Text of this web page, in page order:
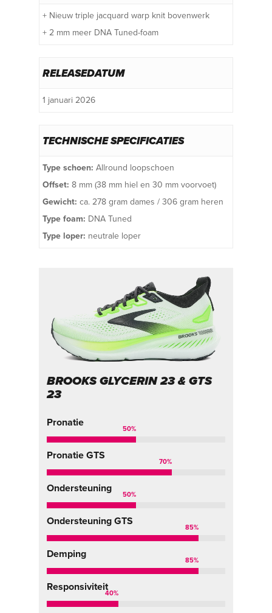
+ Nieuw triple jacquard warp knit bovenwerk
+ 2 mm meer DNA Tuned-foam
RELEASEDATUM
1 januari 2026
TECHNISCHE SPECIFICATIES
Type schoen: Allround loopschoen
Offset: 8 mm (38 mm hiel en 30 mm voorvoet)
Gewicht: ca. 278 gram dames / 306 gram heren
Type foam: DNA Tuned
Type loper: neutrale loper
BROOKS GLYCERIN 23 & GTS
23
Pronatie
50%
Pronatie GTS
70%
Ondersteuning
50%
Ondersteuning GTS
85%
Demping
85%
Responsiviteit
40%